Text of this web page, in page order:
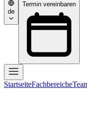
de
Termin vereinbaren
StartseiteFachbereiche